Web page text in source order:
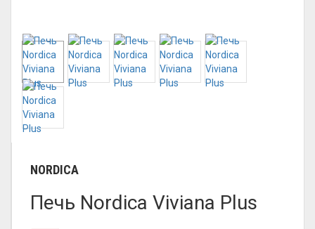
NORDICA
Печь Nordica Viviana Plus